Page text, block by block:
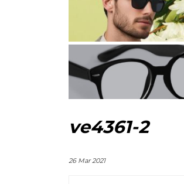
ve4361-2
26 Mar 2021